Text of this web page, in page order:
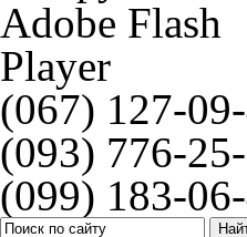
(067) 127-
(093) 776-
(099) 183-